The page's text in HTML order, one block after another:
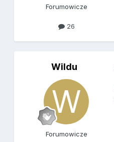
Forumowicze
26
Wildu
Forumowicze